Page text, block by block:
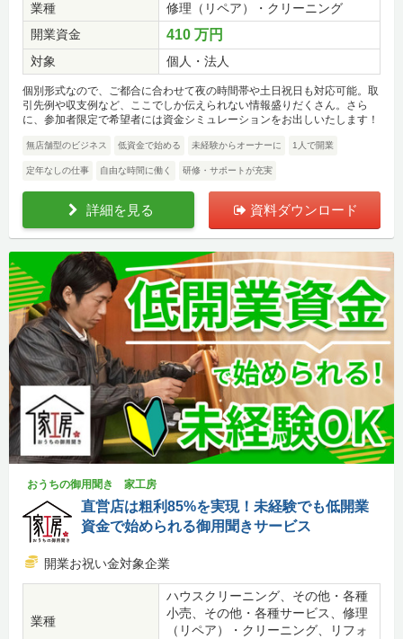
業種
修理（リペア）・クリーニング
開業資金
410 万円
対象 個人・法人
個別形式なので、ご都合に合わせて夜の時間帯や土日祝日も対応可能。取
引先例や収支例など、ここでしか伝えられない情報盛りだくさん。さら
に、参加者限定で希望者には資金シミュレーションをお出しいたします！
無店舗型のビジネス 低資金で始める 未経験からオーナーに 1人で開業
定年なしの仕事 自由な時間に働く 研修・サポートが充実
詳細を見る 資料ダウンロード
おうちの御用聞き 家工房
直営店は粗利85%を実現！未経験でも低開業
資金で始められる御用聞きサービス
開業お祝い金対象企業
業種
ハウスクリーニング、その他・各種
小売、その他・各種サービス、修理
（リペア）・クリーニング、リフォ